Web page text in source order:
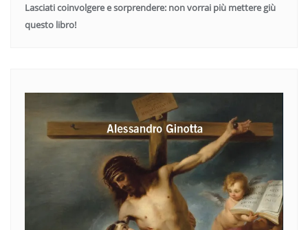
Lasciati coinvolgere e sorprendere: non vorrai più mettere giù
questo libro!